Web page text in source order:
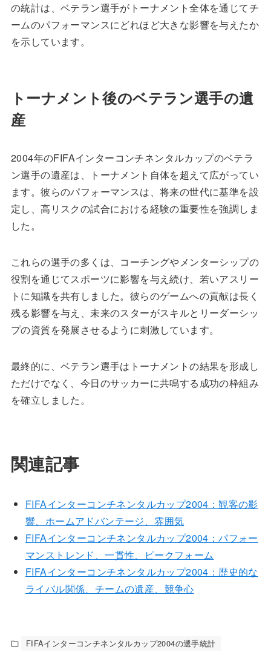
の統計は、ベテラン選手がトーナメント全体を通じてチ
ームのパフォーマンスにどれほど大きな影響を与えたか
を示しています。
トーナメント後のベテラン選手の遺
産
2004年のFIFAインターコンチネンタルカップのベテラ
ン選手の遺産は、トーナメント自体を超えて広がってい
ます。彼らのパフォーマンスは、将来の世代に基準を設
定し、高リスクの試合における経験の重要性を強調しま
した。
これらの選手の多くは、コーチングやメンターシップの
役割を通じてスポーツに影響を与え続け、若いアスリー
トに知識を共有しました。彼らのゲームへの貢献は長く
残る影響を与え、未来のスターがスキルとリーダーシッ
プの資質を発展させるように刺激しています。
最終的に、ベテラン選手はトーナメントの結果を形成し
ただけでなく、今日のサッカーに共鳴する成功の枠組み
を確立しました。
関連記事
FIFAインターコンチネンタルカップ2004：観客の影
響、ホームアドバンテージ、雰囲気
FIFAインターコンチネンタルカップ2004：パフォー
マンストレンド、一貫性、ピークフォーム
FIFAインターコンチネンタルカップ2004：歴史的な
ライバル関係、チームの遺産、競争心
FIFAインターコンチネンタルカップ2004の選手統計